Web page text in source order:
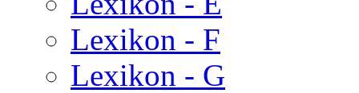
Lexikon - F
Lexikon - G